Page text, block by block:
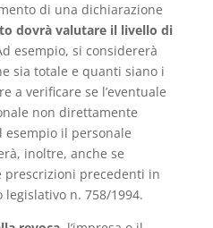
di una dichiarazione
dovrà valutare il livello di
esempio, si considererà
sia totale e quanti siano i
a verificare se l’eventuale
non direttamente
esempio il personale
inoltre, anche se
prescrizioni precedenti in
n. 758/1994.